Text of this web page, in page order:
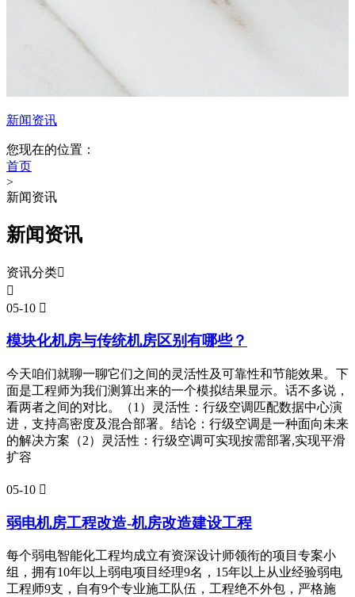
新闻资讯
您现在的位置：
首页
>
新闻资讯
新闻资讯
资讯分类

05-10 
模块化机房与传统机房区别有哪些？
今天咱们就聊一聊它们之间的灵活性及可靠性和节能效果。下
面是工程师为我们测算出来的一个模拟结果显示。话不多说，
看两者之间的对比。（1）灵活性：行级空调匹配数据中心演
进，支持高密度及混合部署。结论：行级空调是一种面向未来
的解决方案（2）灵活性：行级空调可实现按需部署,实现平滑
扩容
05-10 
弱电机房工程改造-机房改造建设工程
每个弱电智能化工程均成立有资深设计师领衔的项目专案小
组，拥有10年以上弱电项目经理9名，15年以上从业经验弱电
工程师9支，自有9个专业施工队伍，工程绝不外包，严格施